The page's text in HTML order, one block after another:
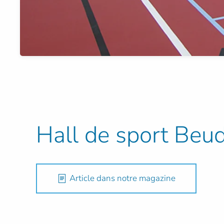
Hall de sport
Article dans notre magazine